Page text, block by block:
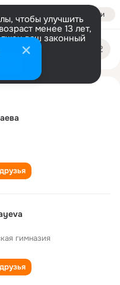
Войти
чтобы улучшить
менее 13 лет,
ваш законный
гимназия